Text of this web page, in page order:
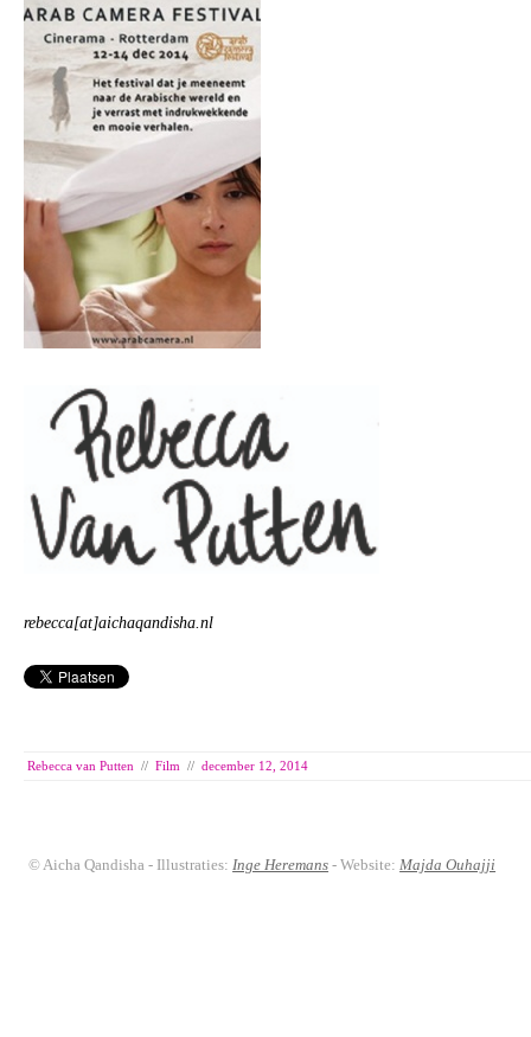
rebecca[at]aichaqandisha.nl
Rebecca van Putten // Film // december 12, 2014
© Aicha Qandisha - Illustraties:Inge Heremans - Website:Majda Ouhajji